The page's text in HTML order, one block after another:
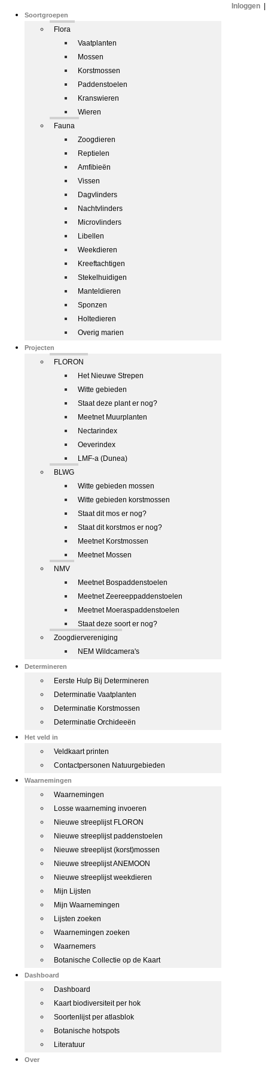
Soortgroepen
Flora
Vaatplanten
Mossen
Korstmossen
Paddenstoelen
Kranswieren
Wieren
Fauna
Zoogdieren
Reptielen
Amfibieën
Vissen
Dagvlinders
Nachtvlinders
Microvlinders
Libellen
Weekdieren
Kreeftachtigen
Stekelhuidigen
Manteldieren
Sponzen
Holtedieren
Overig marien
Projecten
FLORON
Het Nieuwe Strepen
Witte gebieden
Staat deze plant er nog?
Meetnet Muurplanten
Nectarindex
Oeverindex
LMF-a (Dunea)
BLWG
Witte gebieden mossen
Witte gebieden korstmossen
Staat dit mos er nog?
Staat dit korstmos er nog?
Meetnet Korstmossen
Meetnet Mossen
NMV
Meetnet Bospaddenstoelen
Meetnet Zeereeppaddenstoelen
Meetnet Moeraspaddenstoelen
Staat deze soort er nog?
Zoogdiervereniging
NEM Wildcamera's
Determineren
Eerste Hulp Bij Determineren
Determinatie Vaatplanten
Determinatie Korstmossen
Determinatie Orchideeën
Het veld in
Veldkaart printen
Contactpersonen Natuurgebieden
Waarnemingen
Waarnemingen
Losse waarneming invoeren
Nieuwe streeplijst FLORON
Nieuwe streeplijst paddenstoelen
Nieuwe streeplijst (korst)mossen
Nieuwe streeplijst ANEMOON
Nieuwe streeplijst weekdieren
Mijn Lijsten
Mijn Waarnemingen
Lijsten zoeken
Waarnemingen zoeken
Waarnemers
Botanische Collectie op de Kaart
Dashboard
Dashboard
Kaart biodiversiteit per hok
Soortenlijst per atlasblok
Botanische hotspots
Literatuur
Over
Inloggen